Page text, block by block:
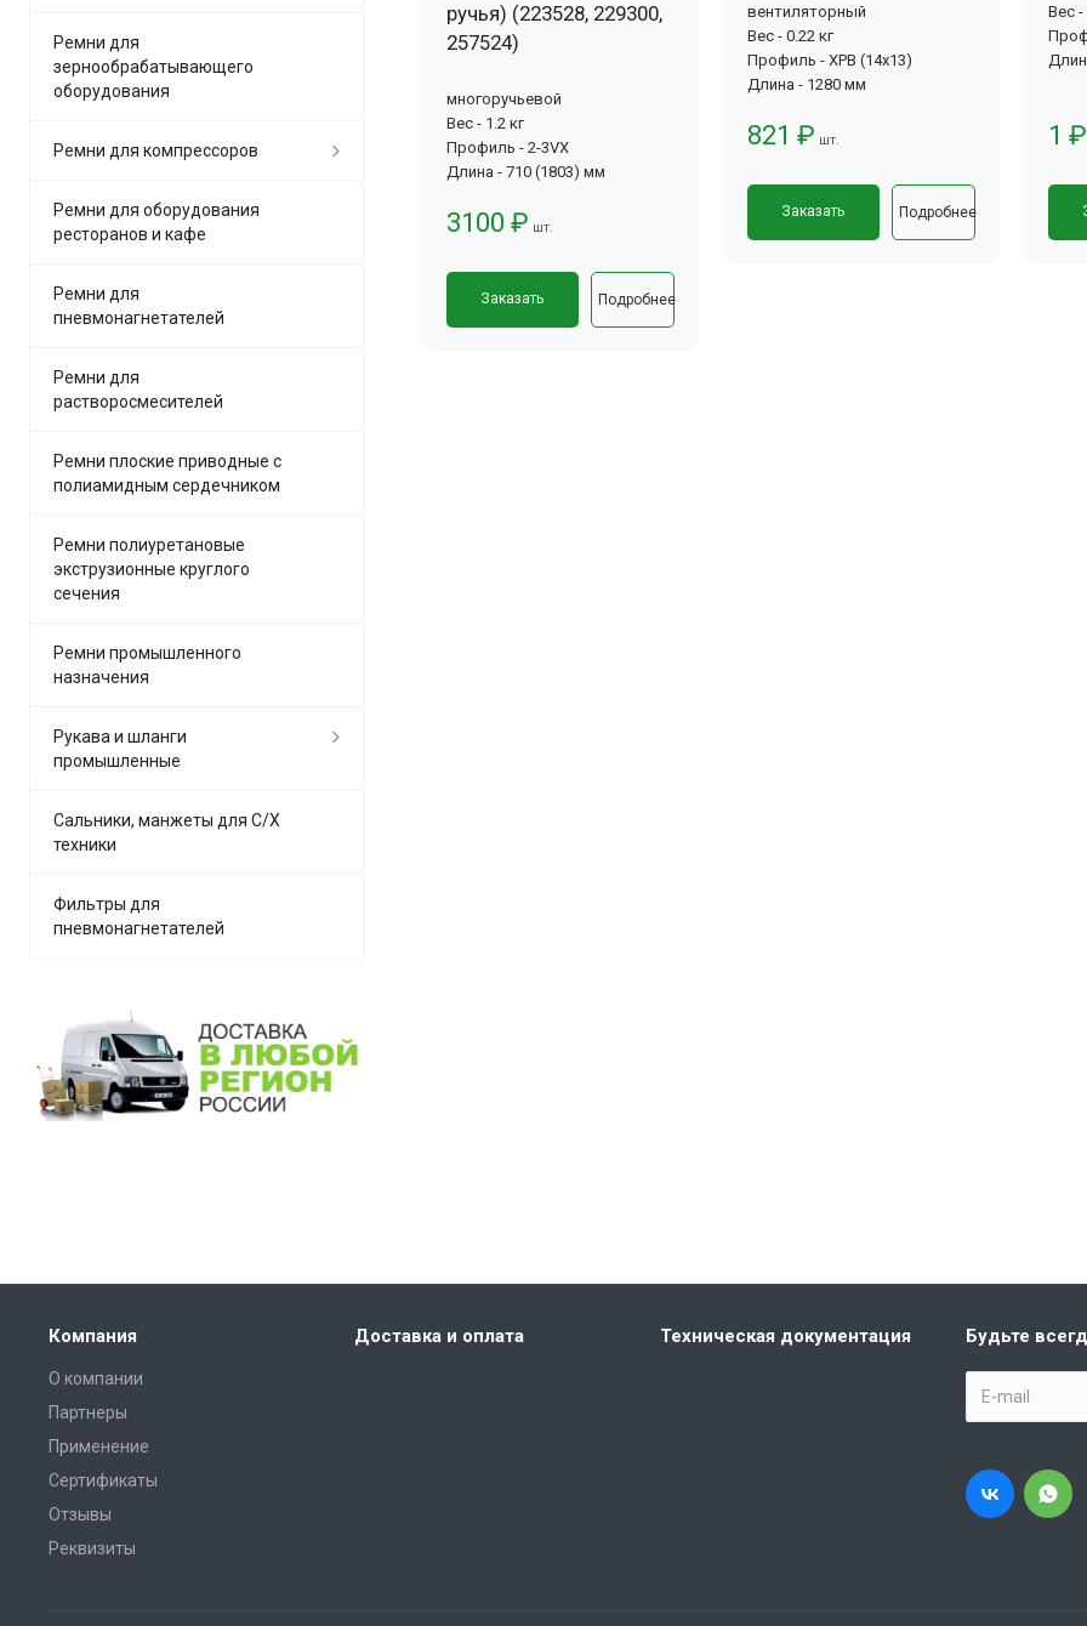
ручья) (223528, 229300,
257524)
многоручьевой
Вес - 1.2 кг
Профиль - 2-3VX
Длина - 710 (1803) мм
3100 ₽ шт.
Заказать Подробнее
вентиляторный
Вес - 0.22 кг
Профиль - XPB (14x13)
Длина - 1280 мм
821 ₽ шт.
Заказать Подробнее
Вес -
1 ₽
Ремни для
зернообрабатывающего
оборудования
Ремни для компрессоров
Ремни для оборудования
ресторанов и кафе
Ремни для
пневмонагнетателей
Ремни для
растворосмесителей
Ремни плоские приводные с
полиамидным сердечником
Ремни полиуретановые
экструзионные круглого
сечения
Ремни промышленного
назначения
Рукава и шланги
промышленные
Сальники, манжеты для С/Х
техники
Фильтры для
пневмонагнетателей
Компания
О компании
Партнеры
Применение
Сертификаты
Отзывы
Реквизиты
Доставка и оплата Техническая документация Будьте